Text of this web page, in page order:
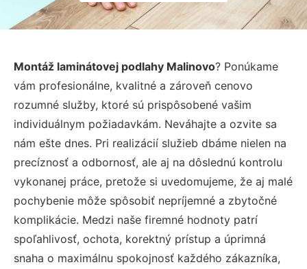
Montáž laminátovej podlahy Malinovo? Ponúkame
vám profesionálne, kvalitné a zároveň cenovo
rozumné služby, ktoré sú prispôsobené vašim
individuálnym požiadavkám. Neváhajte a ozvite sa
nám ešte dnes. Pri realizácií služieb dbáme nielen na
precíznosť a odbornosť, ale aj na dôslednú kontrolu
vykonanej práce, pretože si uvedomujeme, že aj malé
pochybenie môže spôsobiť nepríjemné a zbytočné
komplikácie. Medzi naše firemné hodnoty patrí
spoľahlivosť, ochota, korektný prístup a úprimná
snaha o maximálnu spokojnosť každého zákazníka,